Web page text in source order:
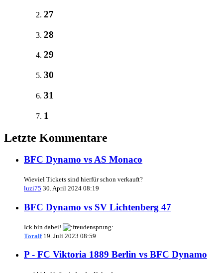
27
28
29
30
31
1
Letzte Kommentare
BFC Dynamo vs AS Monaco
Wieviel Tickets sind hierfür schon verkauft?
luzi75 30. April 2024 08:19
BFC Dynamo vs SV Lichtenberg 47
Ick bin dabei!
Toralf 19. Juli 2023 08:59
P - FC Viktoria 1889 Berlin vs BFC Dynamo